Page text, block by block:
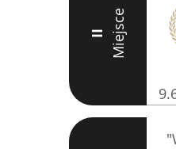
II Miejsce